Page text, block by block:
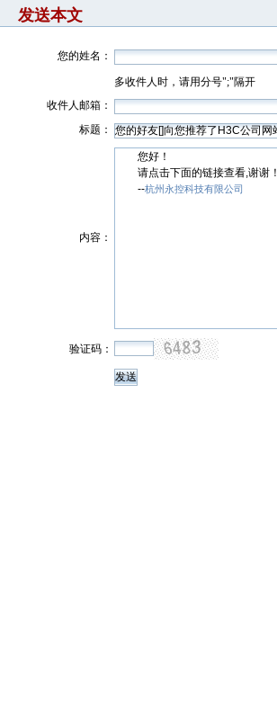
发送本文
您的姓名：
多收件人时，请用分号";"隔开
收件人邮箱：
标题：
内容：
您好！
请点击下面的链接查看,谢谢！
--杭州永控科技有限公司
验证码：